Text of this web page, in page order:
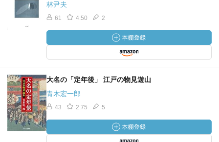
林尹夫
61 4.50 2
大名の「定年後」 江戸の物見遊山
青木宏一郎
43 2.75 5